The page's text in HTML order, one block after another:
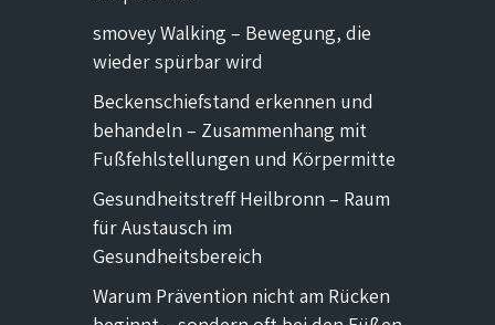
smovey Walking – Bewegung, die
wieder spürbar wird
Beckenschiefstand erkennen und
behandeln – Zusammenhang mit
Fußfehlstellungen und Körpermitte
Gesundheitstreff Heilbronn – Raum
für Austausch im
Gesundheitsbereich
Warum Prävention nicht am Rücken